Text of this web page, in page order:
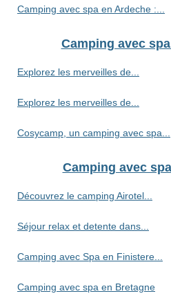
Camping avec spa en Ardeche :...
Camping avec
Explorez les merveilles de...
Explorez les merveilles de...
Cosycamp, un camping avec spa...
Camping avec
Découvrez le camping Airotel...
Séjour relax et detente dans...
Camping avec Spa en Finistere...
Camping avec spa en Bretagne